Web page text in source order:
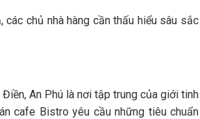
chủ nhà hàng cần thấu hiểu sâu sắc
An Phú là nơi tập trung của giới tinh
cafe Bistro yêu cầu những tiêu chuẩn